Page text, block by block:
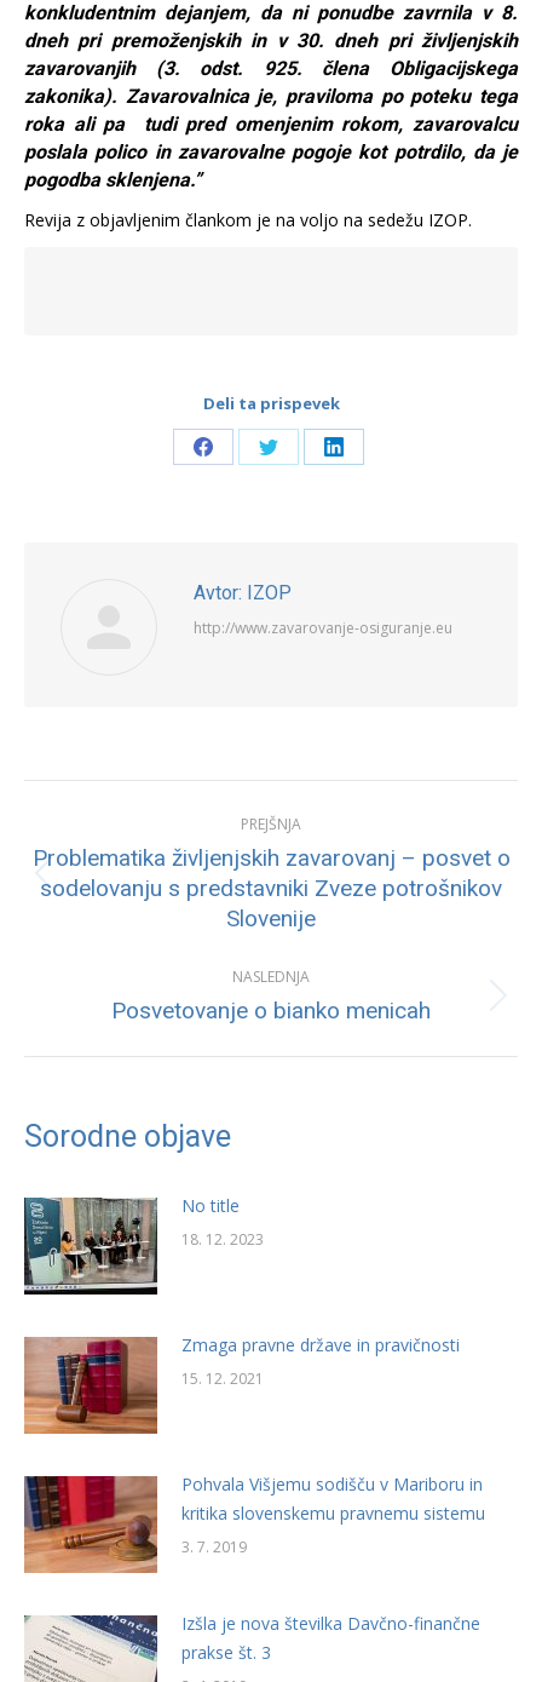
konkludentnim dejanjem, da ni ponudbe zavrnila v 8.
dneh pri premoženjskih in v 30. dneh pri življenjskih
zavarovanjih (3. odst. 925. člena Obligacijskega
zakonika). Zavarovalnica je, praviloma po poteku tega
roka ali pa tudi pred omenjenim rokom, zavarovalcu
poslala polico in zavarovalne pogoje kot potrdilo, da je
pogodba sklenjena.”
Revija z objavljenim člankom je na voljo na sedežu IZOP.
Deli ta prispevek
Share Share Share
Avtor: IZOP
http://www.zavarovanje-osiguranje.eu
navigation
PREJŠNJA
Previous
post:
Problematika življenjskih zavarovanj – posvet o
sodelovanju s predstavniki Zveze potrošnikov
Slovenije
NASLEDNJA
Next
Posvetovanje o bianko menicah
Sorodne objave
No title
18. 12. 2023
Zmaga pravne države in pravičnosti
15. 12. 2021
Pohvala Višjemu sodišču v Mariboru in
kritika slovenskemu pravnemu sistemu
3. 7. 2019
Izšla je nova številka Davčno-finančne
prakse št. 3